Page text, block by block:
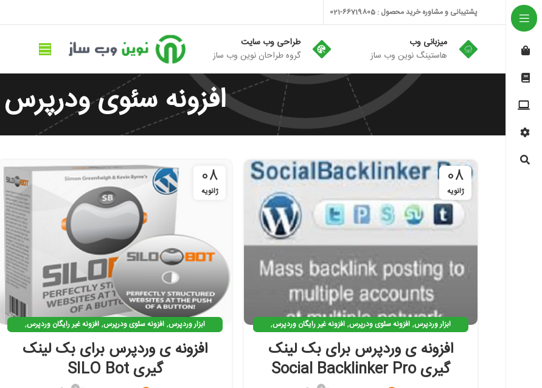
پشتیبانی و مشاوره خرید محصول : 66719805-021
میزبانی وب
هاستینگ نوین وب ساز
طراحی وب سایت
گروه طراحان نوین وب ساز
افزونه سئوی ودرپرس
08
ژانویه
ابزار وردپرس, افزونه سئوی ودرپرس, افزونه غیر رایگان وردپرس,
افزونه ی کاربردی وردپرس بک لینک گیری,
بهینه سازی وردپرس ,نرم افزار سئو
افزونه ی وردپرس برای بک لینک
گیری Social Backlinker Pro
08
ژانویه
ابزار وردپرس, افزونه سئوی ودرپرس, افزونه غیر رایگان وردپرس,
افزونه ی کاربردی وردپرس بک لینک گیری,
بهینه سازی وردپرس ,نرم افزار سئو
افزونه ی وردپرس برای بک لینک
گیری SILO Bot